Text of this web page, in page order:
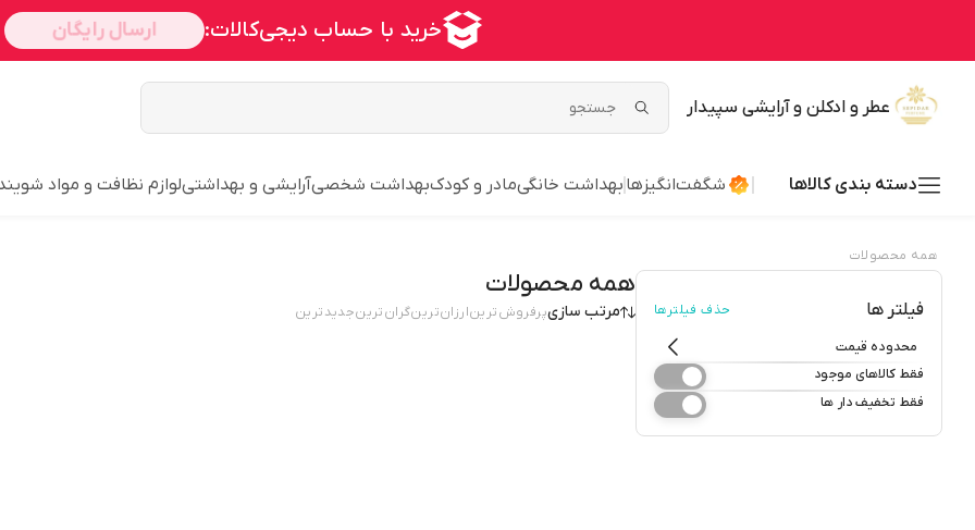
عطر و ادکلن و آرایشی سپیدار
دسته بندی کالاها شگفت‌انگیزها بهداشت خانگیمادر و کودکبهداشت شخصیآرایشی و بهداشتیلوازم نظافت و مواد
همه محصولات
فیلتر ها حذف فیلترها
محدوده قیمت
فقط کالاهای موجود
فقط تخفیف دار ها
همه محصولات
مرتب سازیپرفروش‌ترینارزان‌ترینگران‌ترینجدید‌ترین